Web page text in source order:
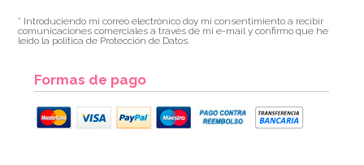
* Introduciendo mi correo electrónico doy mi consentimiento a recibir
comunicaciones comerciales a través de mi e-mail y confirmo que he
leído la política de Protección de Datos.
Formas de pago